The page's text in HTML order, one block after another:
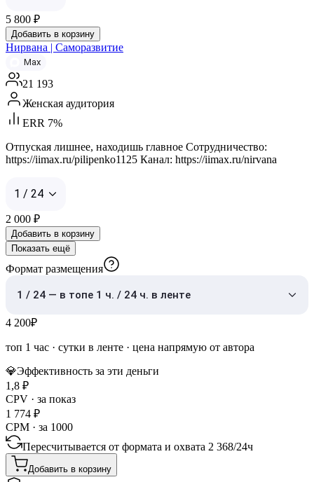
5 800 ₽
Добавить в корзину
Нирвана | Саморазвитие
Max
21 193
Женская аудитория
ERR 7%
Отпуская лишнее, находишь главное Сотрудничество:
https://iimax.ru/pilipenko1125 Канал: https://iimax.ru/nirvana
1 / 24
2 000 ₽
Добавить в корзину
Показать ещё
Формат размещения
1 / 24 — в топе 1 ч. / 24 ч. в ленте
4 200₽
топ 1 час · сутки в ленте · цена напрямую от автора
💎Эффективность за эти деньги
1,8 ₽
CPV · за показ
1 774 ₽
CPM · за 1000
Пересчитывается от формата и охвата 2 368/24ч
Добавить в корзину